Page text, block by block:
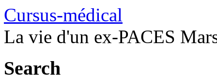
Cursus-médical
La vie d'un ex-PACES
Search